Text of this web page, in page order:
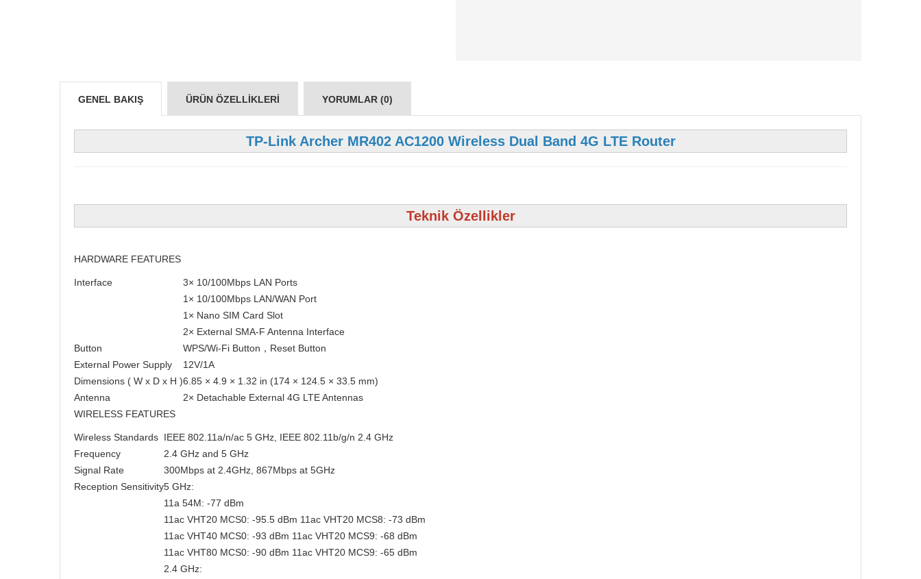
GENEL BAKIŞ ÜRÜN ÖZELLIKLERI YORUMLAR (0)
TP-Link Archer MR402 AC1200 Wireless Dual Band 4G LTE Router
Teknik Özellikler
HARDWARE FEATURES
Interface
3× 10/100Mbps LAN Ports
1× 10/100Mbps LAN/WAN Port
1× Nano SIM Card Slot
2× External SMA-F Antenna Interface
Button
WPS/Wi-Fi Button，Reset Button
External Power Supply
12V/1A
Dimensions ( W x D x H )6.85 × 4.9 × 1.32 in (174 × 124.5 × 33.5 mm)
Antenna
2× Detachable External 4G LTE Antennas
WIRELESS FEATURES
Wireless Standards IEEE 802.11a/n/ac 5 GHz, IEEE 802.11b/g/n 2.4 GHz
Frequency
2.4 GHz and 5 GHz
Signal Rate
300Mbps at 2.4GHz, 867Mbps at 5GHz
Reception Sensitivity5 GHz:
11a 54M: -77 dBm
11ac VHT20 MCS0: -95.5 dBm 11ac VHT20 MCS8: -73 dBm
11ac VHT40 MCS0: -93 dBm 11ac VHT20 MCS9: -68 dBm
11ac VHT80 MCS0: -90 dBm 11ac VHT20 MCS9: -65 dBm
2.4 GHz: